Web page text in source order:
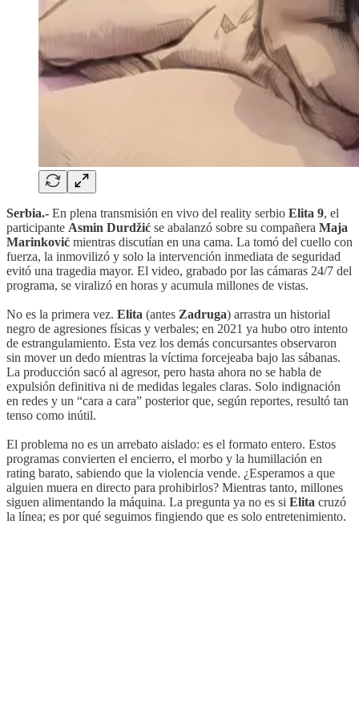
Serbia.- En plena transmisión en vivo del reality serbio Elita 9, el
participante Asmin Durdžić se abalanzó sobre su compañera Maja
Marinković mientras discutían en una cama. La tomó del cuello con
fuerza, la inmovilizó y solo la intervención inmediata de seguridad
evitó una tragedia mayor. El video, grabado por las cámaras 24/7 del
programa, se viralizó en horas y acumula millones de vistas.
No es la primera vez. Elita (antes Zadruga) arrastra un historial
negro de agresiones físicas y verbales; en 2021 ya hubo otro intento
de estrangulamiento. Esta vez los demás concursantes observaron
sin mover un dedo mientras la víctima forcejeaba bajo las sábanas.
La producción sacó al agresor, pero hasta ahora no se habla de
expulsión definitiva ni de medidas legales claras. Solo indignación
en redes y un “cara a cara” posterior que, según reportes, resultó tan
tenso como inútil.
El problema no es un arrebato aislado: es el formato entero. Estos
programas convierten el encierro, el morbo y la humillación en
rating barato, sabiendo que la violencia vende. ¿Esperamos a que
alguien muera en directo para prohibirlos? Mientras tanto, millones
siguen alimentando la máquina. La pregunta ya no es si Elita cruzó
la línea; es por qué seguimos fingiendo que es solo entretenimiento.